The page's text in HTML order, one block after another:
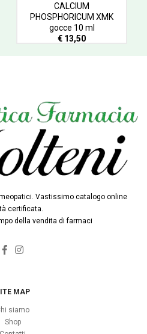
CALCIUM
PHOSPHORICUM XMK
gocce 10 ml
€ 13,50
Vastissimo catalogo online
certificata.
della vendita di farmaci
MAP
siamo
Shop